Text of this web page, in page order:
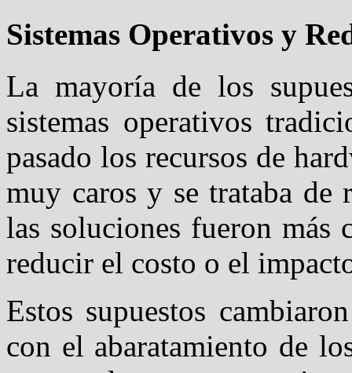
Sistemas Operativos y
La mayoría de los
sistemas operativos
pasado los recursos de
muy caros y se trataba de
las soluciones fueron más
reducir el costo o el
Estos supuestos
con el abaratamiento de